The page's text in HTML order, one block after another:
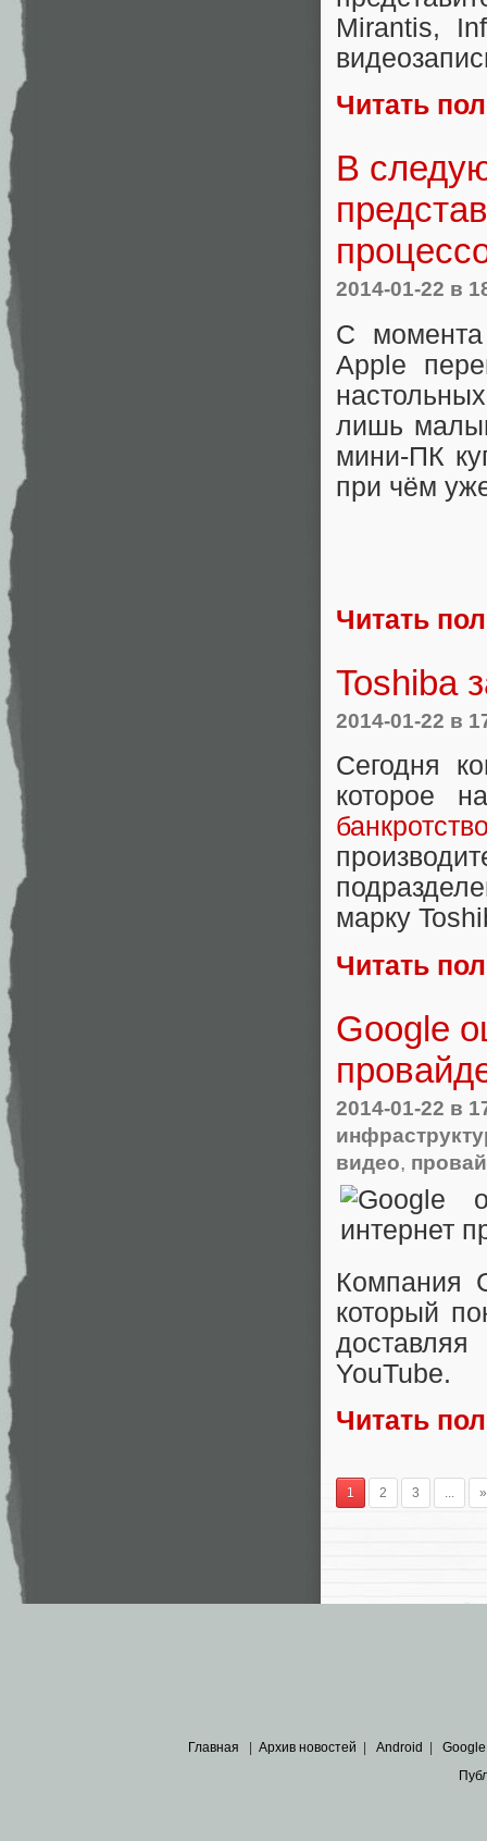
Mirantis,
Читать
В
2014-01-22 в
С момента
Apple
лишь
мини-ПК
при чём
Читать
Toshiba
2014-01-22 в
Сегодня
которое
марку
Читать
Google
2014-01-22 в
видео,
Компания
который
YouTube.
Читать
1 2 3 ... »
Главная | Архив новостей | Android | Google